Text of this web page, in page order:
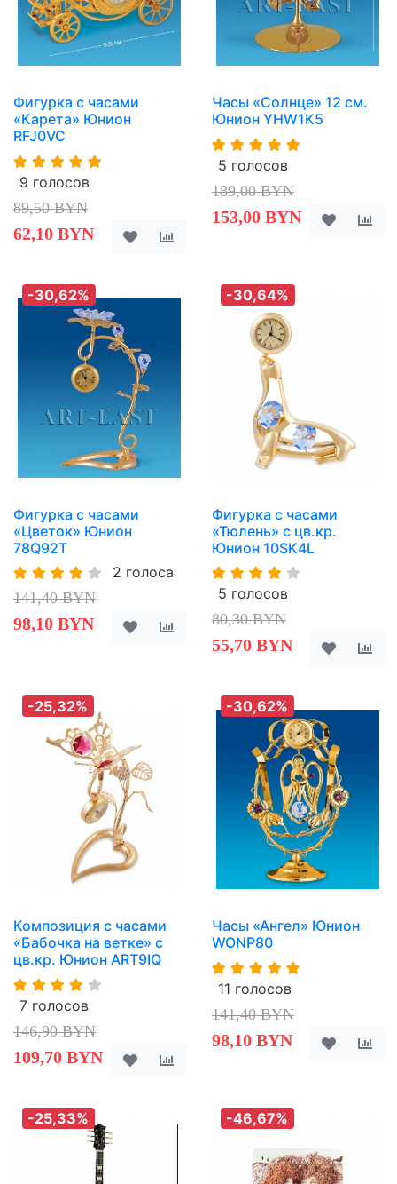
Фигурка с часами
«Карета» Юнион
RFJ0VC
9 голосов
89,50 BYN
62,10 BYN
Часы «Солнце» 12 см.
Юнион YHW1K5
5 голосов
189,00 BYN
153,00 BYN
-30,62%
Фигурка с часами
«Цветок» Юнион
78Q92T
2 голоса
141,40 BYN
98,10 BYN
-30,64%
Фигурка с часами
«Тюлень» с цв.кр.
Юнион 10SK4L
5 голосов
80,30 BYN
55,70 BYN
-25,32%
Композиция с часами
«Бабочка на ветке» с
цв.кр. Юнион ART9IQ
7 голосов
146,90 BYN
109,70 BYN
-30,62%
Часы «Ангел» Юнион
WONP80
11 голосов
141,40 BYN
98,10 BYN
-25,33% -46,67%